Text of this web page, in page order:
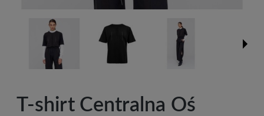
T-shirt Centralna Oś